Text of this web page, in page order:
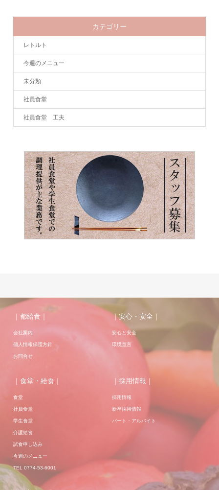
カテゴリー
レトルト
今週のメニュー
未分類
社員食堂
社員食堂 工夫
｜都給食｜
会社案内
個人情報保護方針
お問合せ
｜安心・安全｜
安心と安全
環境宣言
｜食堂・給食｜
食堂
社員食堂
学生食堂
介護給食
試食申し込み
今週のメニュー
TEL 0774-53-6001
｜採用情報｜
採用情報
新卒採用情報
パート・アルバイト